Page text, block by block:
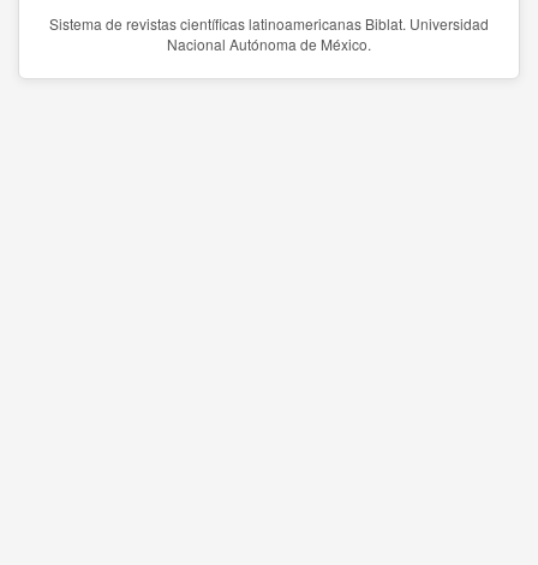
Sistema de revistas científicas latinoamericanas Biblat. Universidad
Nacional Autónoma de México.